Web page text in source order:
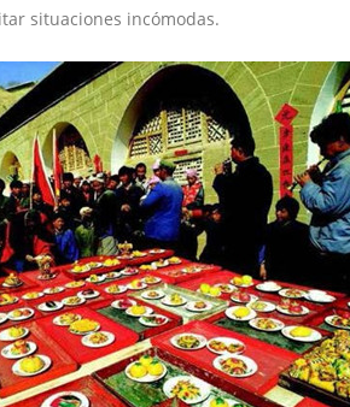
situaciones incómodas.